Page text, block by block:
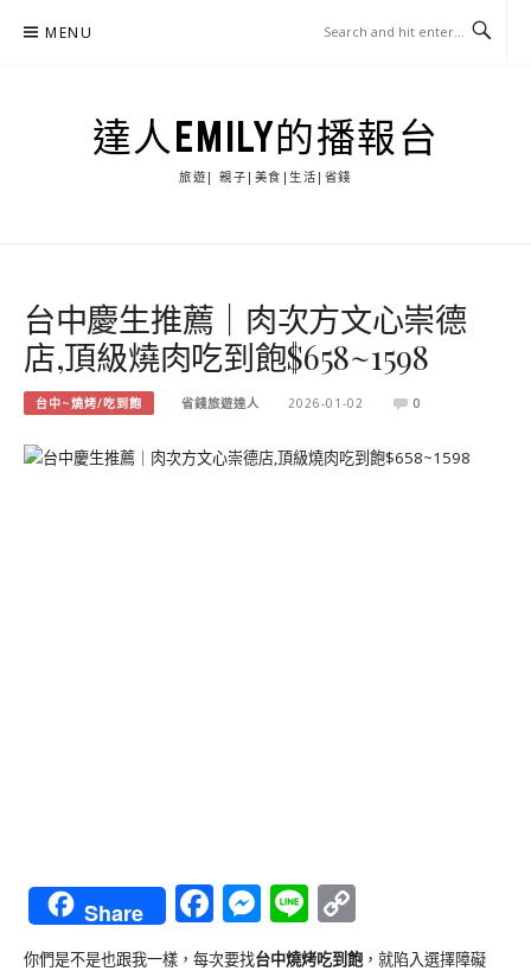
MENU
達人EMILY的播報台
旅遊| 親子|美食|生活|省錢
台中慶生推薦｜肉次方文心崇德
店,頂級燒肉吃到飽$658~1598
台中~燒烤/吃到飽 省錢旅遊達人 2026-01-02 0
Share Facebook
Messenger
Line
Link
你們是不是也跟我一樣，每次要找台中燒烤吃到飽 ，就陷入選擇障礙